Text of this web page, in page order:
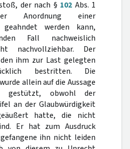
der nach § 102 Abs. 1
Anordnung einer
geahndet werden kann,
Fall nachweislich
nachvollziehbar. Der
ihm zur Last gelegten
bestritten. Die
allein auf die Aussage
gestützt, obwohl der
an der Glaubwürdigkeit
hatte, die nicht
Er hat zum Ausdruck
ihn nicht leiden